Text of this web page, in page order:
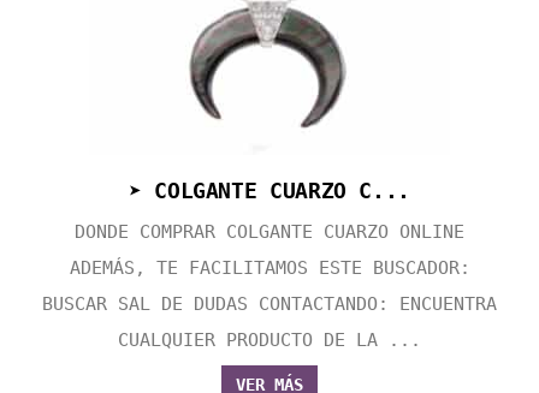
➤ COLGANTE CUARZO C...
DONDE COMPRAR COLGANTE CUARZO ONLINE
ADEMÁS, TE FACILITAMOS ESTE BUSCADOR:
BUSCAR SAL DE DUDAS CONTACTANDO: ENCUENTRA
CUALQUIER PRODUCTO DE LA ...
VER MÁS